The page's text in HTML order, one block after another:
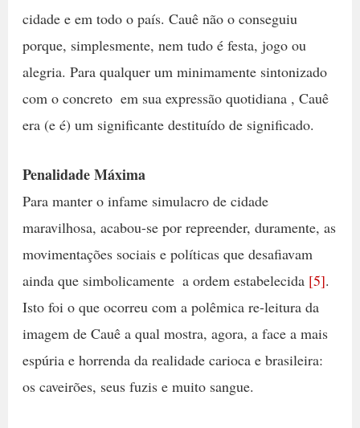
cidade e em todo o país. Cauê não o conseguiu
porque, simplesmente, nem tudo é festa, jogo ou
alegria. Para qualquer um minimamente sintonizado
com o concreto  em sua expressão quotidiana , Cauê
era (e é) um significante destituído de significado.
Penalidade Máxima
Para manter o infame simulacro de cidade
maravilhosa, acabou-se por repreender, duramente, as
movimentações sociais e políticas que desafiavam 
ainda que simbolicamente  a ordem estabelecida [5].
Isto foi o que ocorreu com a polêmica re-leitura da
imagem de Cauê a qual mostra, agora, a face a mais
espúria e horrenda da realidade carioca e brasileira:
os caveirões, seus fuzis e muito sangue.